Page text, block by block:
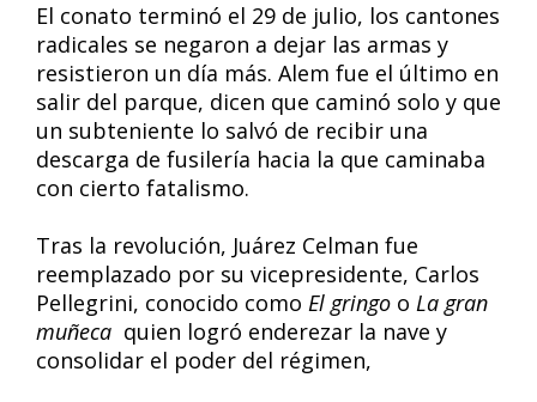
El conato terminó el 29 de julio, los cantones
radicales se negaron a dejar las armas y
resistieron un día más. Alem fue el último en
salir del parque, dicen que caminó solo y que
un subteniente lo salvó de recibir una
descarga de fusilería hacia la que caminaba
con cierto fatalismo.
Tras la revolución, Juárez Celman fue
reemplazado por su vicepresidente, Carlos
Pellegrini, conocido como El gringo o La gran
muñeca quien logró enderezar la nave y
consolidar el poder del régimen,